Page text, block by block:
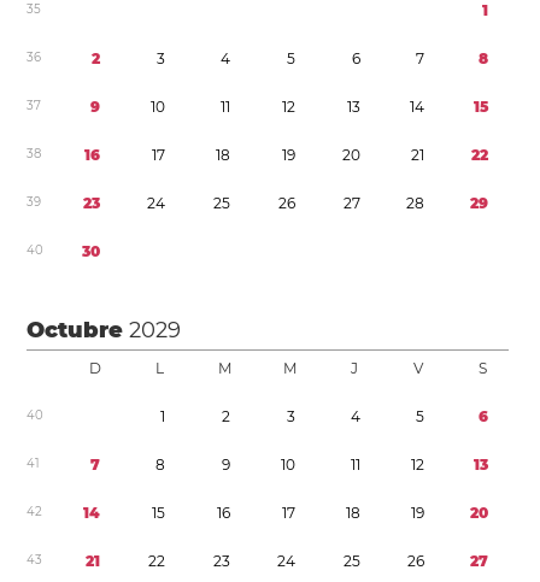
35 1
36 2 3 4 5 6 7 8
37 9 10 11 12 13 14 15
38 16 17 18 19 20 21 22
39 23 24 25 26 27 28 29
40 30
Octubre2029
D L M M J V S
40 1 2 3 4 5 6
41 7 8 9 10 11 12 13
42 14 15 16 17 18 19 20
43 21 22 23 24 25 26 27